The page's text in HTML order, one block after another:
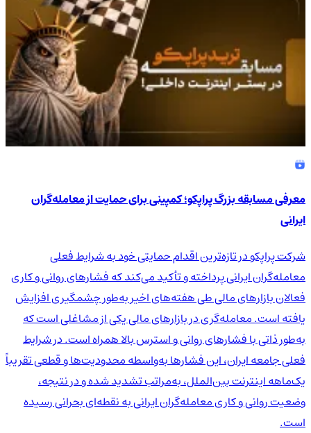
معرفی مسابقه بزرگ پراپکو؛ کمپینی برای حمایت از معامله‌گران
ایرانی
شرکت پراپکو در تازه‌ترین اقدام حمایتی خود به شرایط فعلی
معامله‌گران ایرانی پرداخته و تأکید می‌کند که فشارهای روانی و کاری
فعالان بازارهای مالی طی هفته‌های اخیر به‌طور چشمگیری افزایش
یافته است. معامله‌گری در بازارهای مالی یکی از مشاغلی است که
به‌طور ذاتی با فشارهای روانی و استرس بالا همراه است. در شرایط
فعلی جامعه ایران، این فشارها به‌واسطه محدودیت‌ها و قطعی تقریباً
یک‌ماهه اینترنت بین‌الملل، به‌مراتب تشدید شده و در نتیجه،
وضعیت روانی و کاری معامله‌گران ایرانی به نقطه‌ای بحرانی رسیده
است.